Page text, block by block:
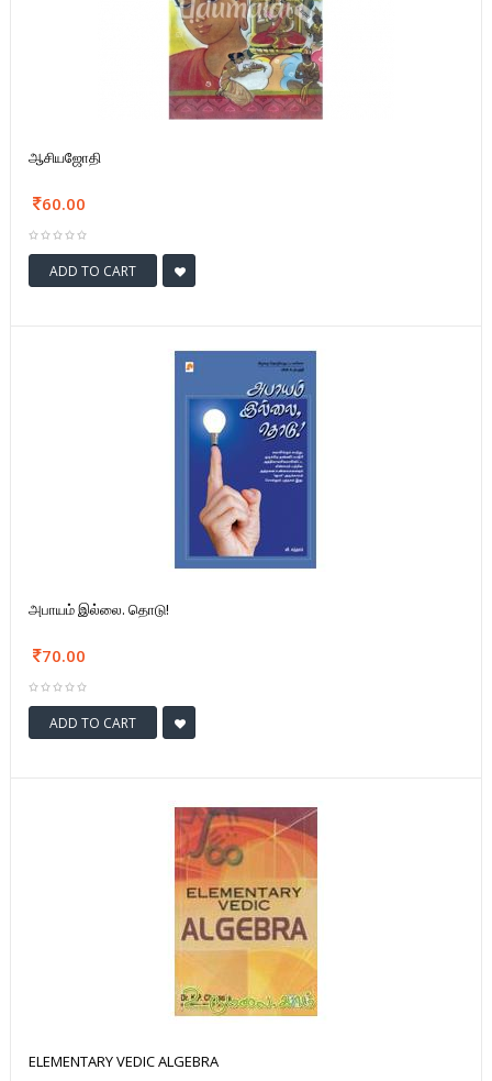
ஆசியஜோதி
60.00
ADD TO CART
அபாயம் இல்லை. தொடு!
70.00
ADD TO CART
ELEMENTARY VEDIC ALGEBRA